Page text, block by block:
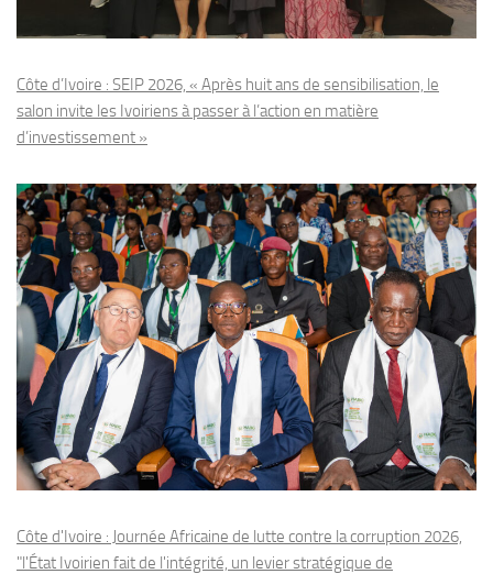
Côte d’Ivoire : SEIP 2026, « Après huit ans de sensibilisation, le
salon invite les Ivoiriens à passer à l’action en matière
d’investissement »
Côte d'Ivoire : Journée Africaine de lutte contre la corruption 2026,
"l'État Ivoirien fait de l'intégrité, un levier stratégique de